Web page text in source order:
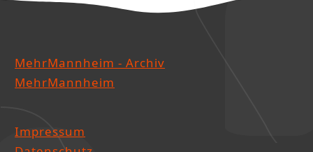
MehrMannheim - Archiv
MehrMannheim
Impressum